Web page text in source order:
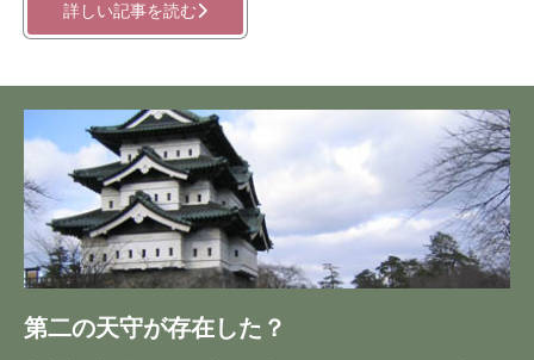
詳しい記事を読む
第二の天守が存在した？